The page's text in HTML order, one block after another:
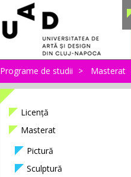
Programe de studii Masterat
Licență
Masterat
Pictură
Sculptură